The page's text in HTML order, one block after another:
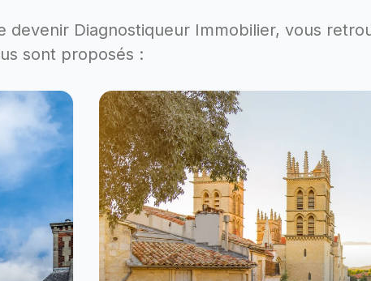
devenir Diagnostiqueur Immobilier, vous
sont proposés :